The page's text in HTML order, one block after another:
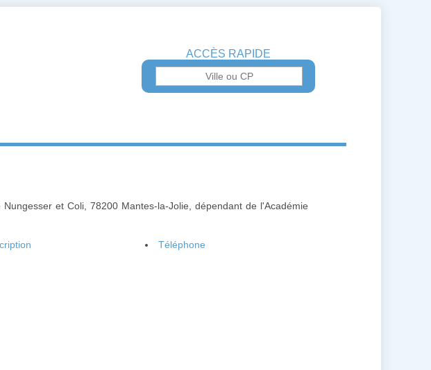
ACCÈS RAPIDE
Nungesser et Coli, 78200 Mantes-la-Jolie, dépendant de l'Académie
Téléphone